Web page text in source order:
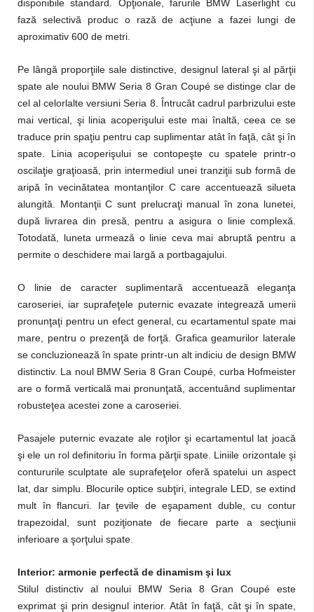
disponibile standard. Opţionale, farurile BMW Laserlight cu
fază selectivă produc o rază de acţiune a fazei lungi de
aproximativ 600 de metri.
Pe lângă proporţiile sale distinctive, designul lateral şi al părţii
spate ale noului BMW Seria 8 Gran Coupé se distinge clar de
cel al celorlalte versiuni Seria 8. Întrucât cadrul parbrizului este
mai vertical, şi linia acoperişului este mai înaltă, ceea ce se
traduce prin spaţiu pentru cap suplimentar atât în faţă, cât şi în
spate. Linia acoperişului se contopeşte cu spatele printr-o
oscilaţie graţioasă, prin intermediul unei tranziţii sub formă de
aripă în vecinătatea montanţilor C care accentuează silueta
alungită. Montanţii C sunt prelucraţi manual în zona lunetei,
după livrarea din presă, pentru a asigura o linie complexă.
Totodată, luneta urmează o linie ceva mai abruptă pentru a
permite o deschidere mai largă a portbagajului.
O linie de caracter suplimentară accentuează eleganţa
caroseriei, iar suprafeţele puternic evazate integrează umerii
pronunţaţi pentru un efect general, cu ecartamentul spate mai
mare, pentru o prezenţă de forţă. Grafica geamurilor laterale
se concluzionează în spate printr-un alt indiciu de design BMW
distinctiv. La noul BMW Seria 8 Gran Coupé, curba Hofmeister
are o formă verticală mai pronunţată, accentuând suplimentar
robusteţea acestei zone a caroseriei.
Pasajele puternic evazate ale roţilor şi ecartamentul lat joacă
şi ele un rol definitoriu în forma părţii spate. Liniile orizontale şi
contururile sculptate ale suprafeţelor oferă spatelui un aspect
lat, dar simplu. Blocurile optice subţiri, integrale LED, se extind
mult în flancuri. Iar ţevile de eşapament duble, cu contur
trapezoidal, sunt poziţionate de fiecare parte a secţiunii
inferioare a şorţului spate.
Interior: armonie perfectă de dinamism şi lux
Stilul distinctiv al noului BMW Seria 8 Gran Coupé este
exprimat şi prin designul interior. Atât în faţă, cât şi în spate,